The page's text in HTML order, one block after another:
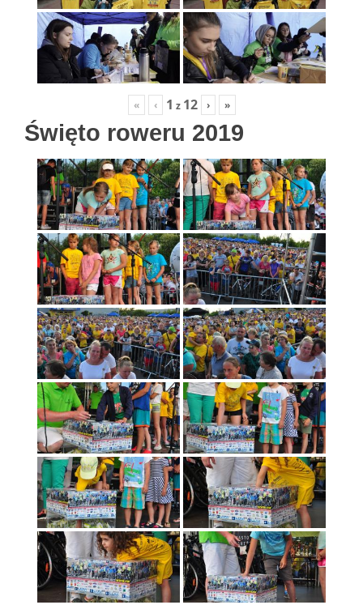
« ‹ 1 z 12 › »
Święto roweru 2019